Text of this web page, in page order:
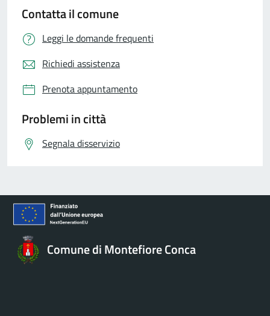
Contatta il comune
Leggi le domande frequenti
Richiedi assistenza
Prenota appuntamento
Problemi in città
Segnala disservizio
Comune di Montefiore Conca